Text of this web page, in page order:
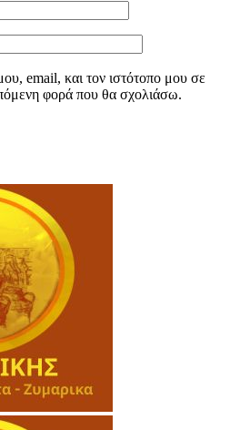
email, και τον ιστότοπο μου σε
φορά που θα σχολιάσω.